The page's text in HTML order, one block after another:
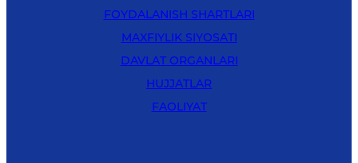
FOYDALANISH SHARTLARI
MAXFIYLIK SIYOSATI
DAVLAT ORGANLARI
HUJJATLAR
FAOLIYAT